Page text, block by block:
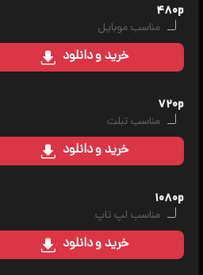
۴۸۰p
مناسب موبایل
خریدو دانلود
۷۲۰p
مناسب تبلت
خریدو دانلود
۱۰۸۰p
مناسب لپ تاپ
خریدو دانلود